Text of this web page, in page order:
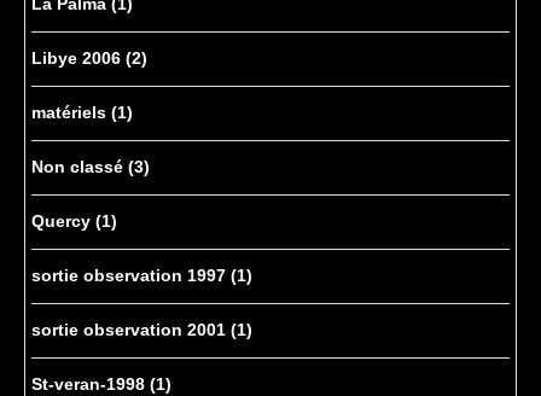
Libye 2006 (2)
matériels (1)
Non classé (3)
Quercy (1)
sortie observation 1997 (1)
sortie observation 2001 (1)
St-veran-1998 (1)